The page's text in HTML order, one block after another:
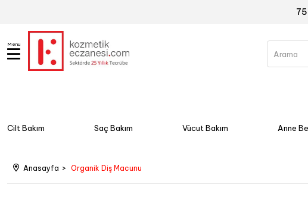
Menu
Cilt Bakım Saç Bakım Vücut Bakım Anne
Anasayfa Organik Diş Macunu